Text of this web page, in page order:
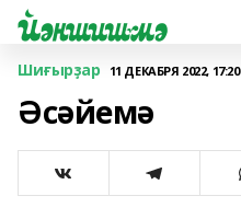
Шиғырҙар 11 ДЕКАБРЯ 2022, 17:20
Әсәйемә